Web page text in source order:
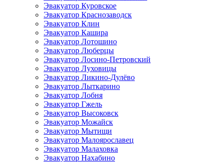
Эвакуатор Куровское
Эвакуатор Краснозаводск
Эвакуатор Клин
Эвакуатор Кашира
Эвакуатор Лотошино
Эвакуатор Люберцы
Эвакуатор Лосино-Петровский
Эвакуатор Луховицы
Эвакуатор Ликино-Дулёво
Эвакуатор Лыткарино
Эвакуатор Лобня
Эвакуатор Гжель
Эвакуатор Высоковск
Эвакуатор Можайск
Эвакуатор Мытищи
Эвакуатор Малоярославец
Эвакуатор Малаховка
Эвакуатор Нахабино